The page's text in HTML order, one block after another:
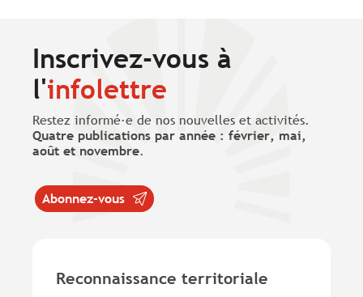
Inscrivez-vous à
l'infolettre
Restez informé·e de nos nouvelles et activités.
Quatre publications par année : février, mai,
août et novembre.
Abonnez-vous
Reconnaissance territoriale